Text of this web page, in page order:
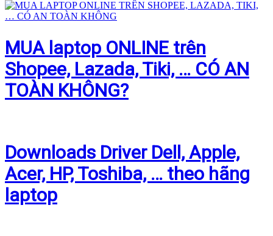
MUA laptop ONLINE trên
Shopee, Lazada, Tiki, … CÓ AN
TOÀN KHÔNG?
Downloads Driver Dell, Apple,
Acer, HP, Toshiba, … theo hãng
laptop